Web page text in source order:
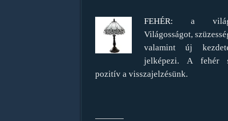
FEHÉR: a
Világosságot,
valamint új
jelképezi. A fehér
pozitív a visszajelzésünk.